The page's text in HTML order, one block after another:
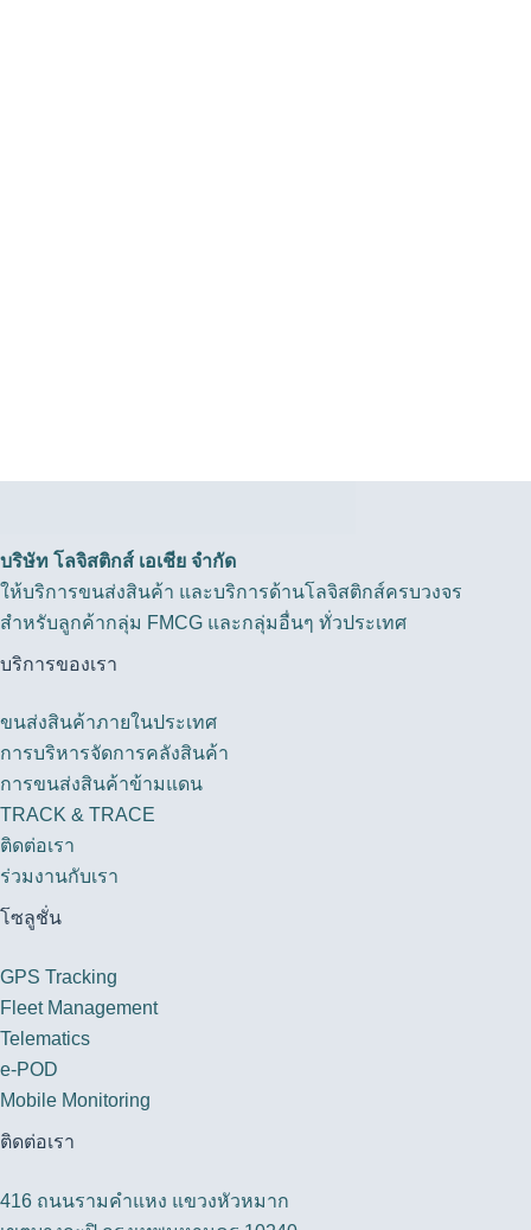
บริษัท โลจิสติกส์ เอเชีย จำกัด
ให้บริการขนส่งสินค้า และบริการด้านโลจิสติกส์ครบวงจร
สำหรับลูกค้ากลุ่ม FMCG และกลุ่มอื่นๆ ทั่วประเทศ
บริการของเรา
ขนส่งสินค้าภายในประเทศ
การบริหารจัดการคลังสินค้า
การขนส่งสินค้าข้ามแดน
TRACK & TRACE
ติดต่อเรา
ร่วมงานกับเรา
โซลูชั่น
GPS Tracking
Fleet Management
Telematics
e-POD
Mobile Monitoring
ติดต่อเรา
416 ถนนรามคำแหง แขวงหัวหมาก